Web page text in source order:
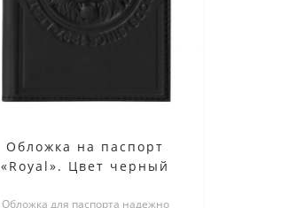
Обложка на паспорт
«Royal». Цвет черный
Обложка для паспорта надежно